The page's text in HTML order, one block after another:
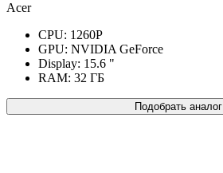
Acer
CPU: 1260P
GPU: NVIDIA GeForce
Display: 15.6 "
RAM: 32 ГБ
Подобрать аналог